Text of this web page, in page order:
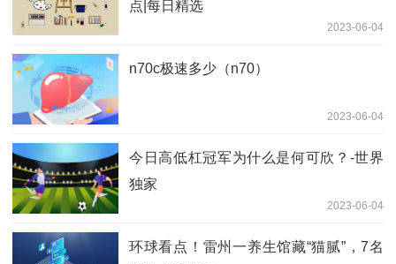
点|每日精选
2023-06-04
n70c极速多少（n70）
2023-06-04
今日高低杠冠军为什么是何可欣？-世界
独家
2023-06-04
环球看点！雷州一养生馆藏“猫腻”，7名